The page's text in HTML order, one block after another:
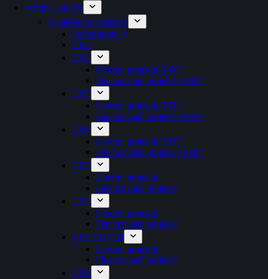
Veřejné soutěže
Vyhlášení a výsledky
Podprogram 4
2027
2026
Návrhy projektů (PDF)
Financované projekty (PDF)
2025
Návrhy projektů (PDF)
Financované projekty (PDF)
2024
Návrhy projektů (PDF)
Financované projekty (PDF)
2023
Návrhy projektů
Financované projekty
2022
Návrhy projektů
Financované projekty
VES COVID
Návrhy projektů
Financované projekty
2021